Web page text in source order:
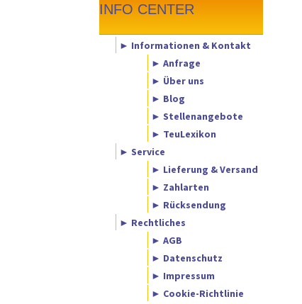
INFO CENTER
► Informationen & Kontakt
► Anfrage
► Über uns
► Blog
► Stellenangebote
► TeuLexikon
► Service
► Lieferung & Versand
► Zahlarten
► Rücksendung
► Rechtliches
► AGB
► Datenschutz
► Impressum
► Cookie-Richtlinie